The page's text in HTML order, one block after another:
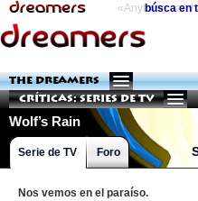
«Anything can
búsca en
THE DREAMERS
Críticas: Series de TV
Wolf’s Rain
Serie de TV Foro
Nos vemos en el paraíso.